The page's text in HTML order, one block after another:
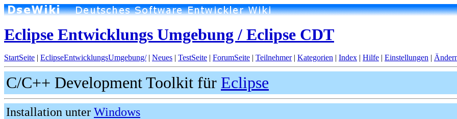
Eclipse Entwicklungs Umgebung / Eclipse CDT
StartSeite | EclipseEntwicklungsUmgebung/| Neues | TestSeite | ForumSeite | Teilnehmer| Kategorien | Index | Hilfe | Einstellungen |
C/C++ Development Toolkit für Eclipse
Installation unter Windows